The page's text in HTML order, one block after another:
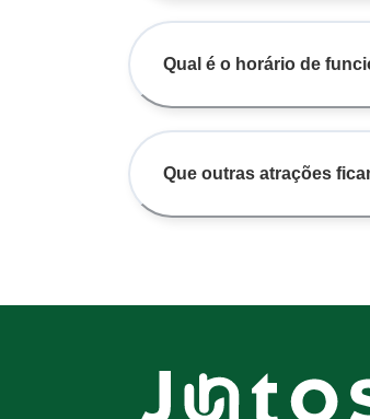
Qual é o horário de
Que outras atrações